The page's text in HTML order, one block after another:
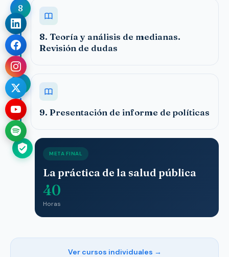
8
8. Teoría y análisis de medianas.
Revisión de dudas
9
9. Presentación de informe de políticas
META FINAL
La práctica de la salud pública
40
Horas
Ver cursos individuales →